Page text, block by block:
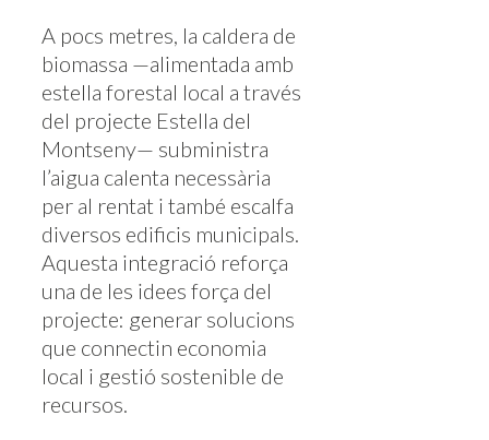
A pocs metres, la caldera de
biomassa —alimentada amb
estella forestal local a través
del projecte Estella del
Montseny— subministra
l’aigua calenta necessària
per al rentat i també escalfa
diversos edificis municipals.
Aquesta integració reforça
una de les idees força del
projecte: generar solucions
que connectin economia
local i gestió sostenible de
recursos.